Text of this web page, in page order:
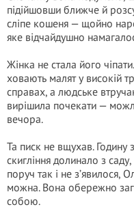
підійшовши ближче й
сліпе кошеня — щойно
яке відчайдушно
Жінка не стала його
ховають малят у високій
справах, а людське
вирішила почекати —
вечора.
Та писк не вщухав. Годину
скигління долинало з
поруч так і не з’явилося,
можна. Вона обережно
собою.